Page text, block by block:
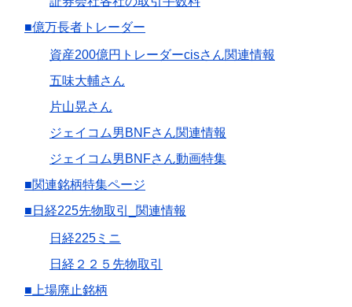
■億万長者トレーダー
資産200億円トレーダーcisさん関連情報
五味大輔さん
片山晃さん
ジェイコム男BNFさん関連情報
ジェイコム男BNFさん動画特集
■関連銘柄特集ページ
■日経225先物取引_関連情報
日経225ミニ
日経２２５先物取引
■上場廃止銘柄